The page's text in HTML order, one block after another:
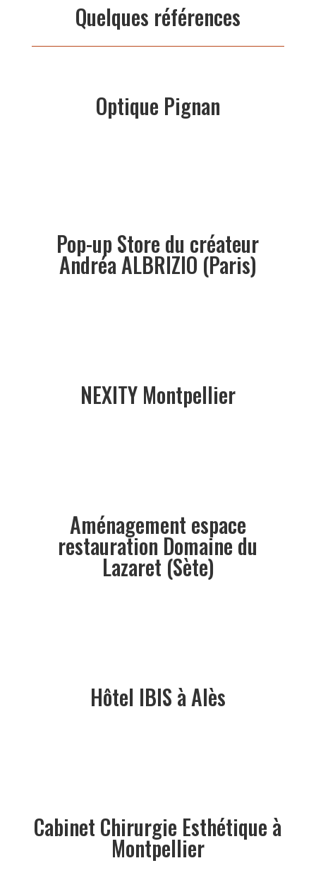
Quelques références
Optique Pignan
Pop-up Store du créateur
Andréa ALBRIZIO (Paris)
NEXITY Montpellier
Aménagement espace
restauration Domaine du
Lazaret (Sète)
Hôtel IBIS à Alès
Cabinet Chirurgie Esthétique à
Montpellier